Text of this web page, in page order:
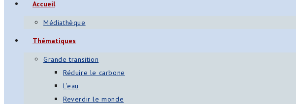
Accueil
Médiathèque
Thématiques
Grande transition
Réduire le carbone
L’eau
Reverdir le monde